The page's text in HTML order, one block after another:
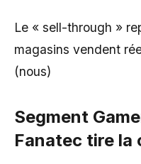
Le « sell-through »
magasins vendent
(nous)
Segment
Fanatec tire la